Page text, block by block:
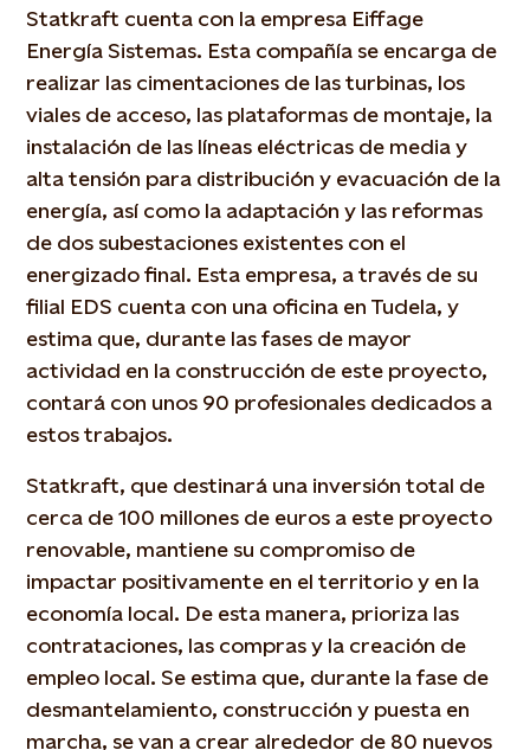
Statkraft cuenta con la empresa Eiffage
Energía Sistemas. Esta compañía se encarga de
realizar las cimentaciones de las turbinas, los
viales de acceso, las plataformas de montaje, la
instalación de las líneas eléctricas de media y
alta tensión para distribución y evacuación de la
energía, así como la adaptación y las reformas
de dos subestaciones existentes con el
energizado final. Esta empresa, a través de su
filial EDS cuenta con una oficina en Tudela, y
estima que, durante las fases de mayor
actividad en la construcción de este proyecto,
contará con unos 90 profesionales dedicados a
estos trabajos.
Statkraft, que destinará una inversión total de
cerca de 100 millones de euros a este proyecto
renovable, mantiene su compromiso de
impactar positivamente en el territorio y en la
economía local. De esta manera, prioriza las
contrataciones, las compras y la creación de
empleo local. Se estima que, durante la fase de
desmantelamiento, construcción y puesta en
marcha, se van a crear alrededor de 80 nuevos